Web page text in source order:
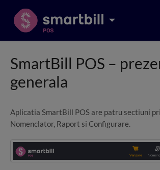
SmartBill POS –
generala
Aplicatia SmartBill POS are patru sectiuni
Nomenclator, Raport si Configurare.